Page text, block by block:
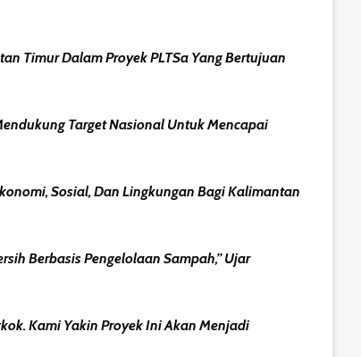
Timur Dalam Proyek PLTSa Yang Bertujuan
Target Nasional Untuk Mencapai
Sosial, Dan Lingkungan Bagi Kalimantan
Berbasis Pengelolaan Sampah,” Ujar
Kami Yakin Proyek Ini Akan Menjadi